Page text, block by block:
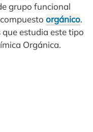
grupo funcional
orgánico.
estudia este tipo
Orgánica.